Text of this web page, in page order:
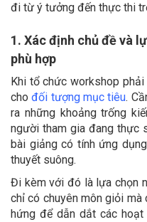
đi từ ý tưởng đến thực thi
1. Xác định chủ đề và
phù hợp
Khi tổ chức workshop
chođối tượng mục tiêu.
ra những khoảng trống
người tham gia đang thực
bài giảng có tính ứng
thuyết suông.
Đi kèm với đó là lựa chọn
chỉ có chuyên môn giỏi mà
hứng để dẫn dắt các